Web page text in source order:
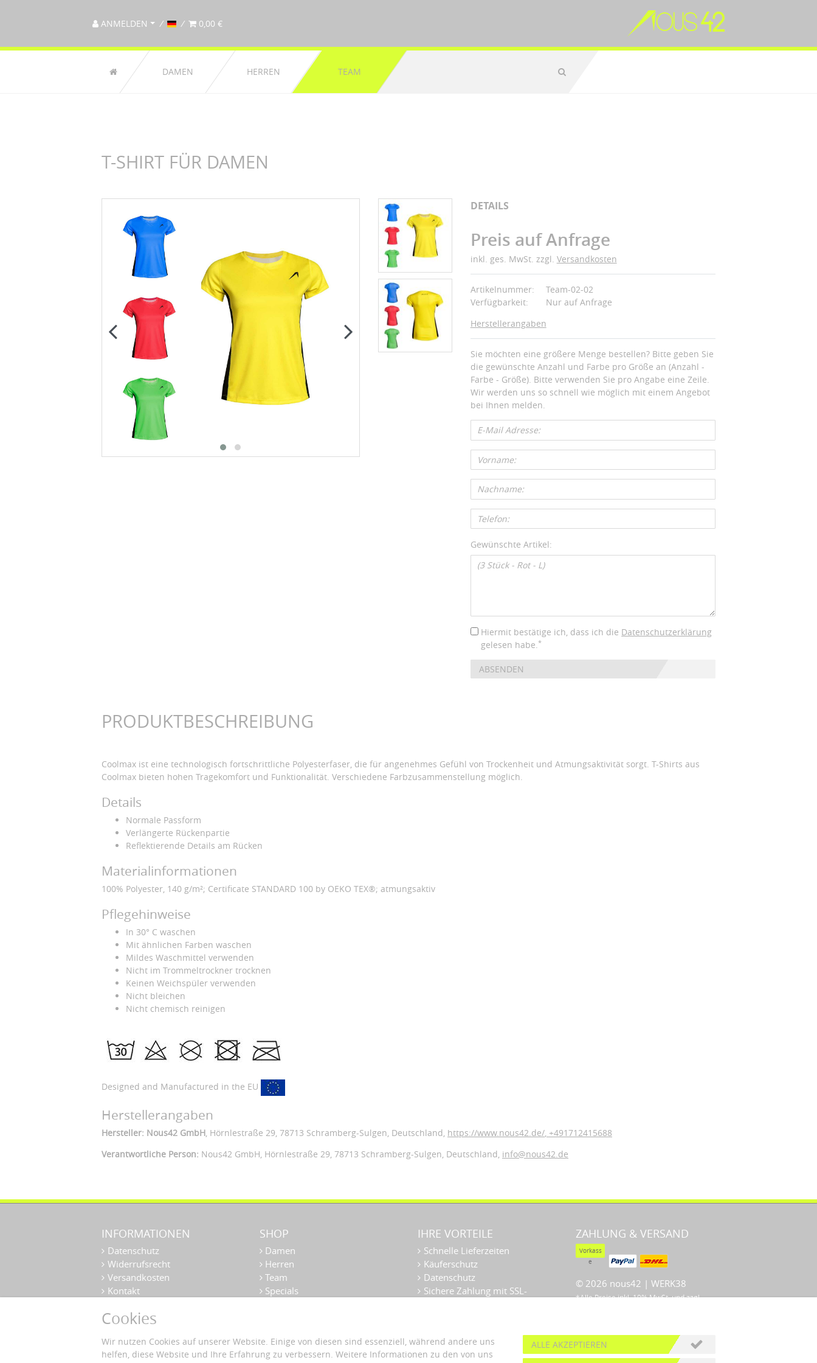
ANMELDEN 0,00 €
DAMEN HERREN TEAM
T-SHIRT FÜR DAMEN
DETAILS
Preis auf Anfrage
inkl. ges. MwSt. zzgl. Versandkosten
Artikelnummer:
Team-02-02
Verfügbarkeit:
Nur auf Anfrage
Herstellerangaben
Sie möchten eine größere Menge bestellen? Bitte geben Sie
die gewünschte Anzahl und Farbe pro Größe an (Anzahl -
Farbe - Größe). Bitte verwenden Sie pro Angabe eine Zeile.
Wir werden uns so schnell wie möglich mit einem Angebot
bei Ihnen melden.
Gewünschte Artikel:
Hiermit bestätige ich, dass ich die Daten­schutz­erklärung
gelesen habe.*
ABSENDEN
PRODUKTBESCHREIBUNG
Coolmax ist eine technologisch fortschrittliche Polyesterfaser, die für angenehmes Gefühl von Trockenheit und Atmungsaktivität sorgt. T-Shirts aus
Coolmax bieten hohen Tragekomfort und Funktionalität. Verschiedene Farbzusammenstellung möglich.
Details
Normale Passform
Verlängerte Rückenpartie
Reflektierende Details am Rücken
Materialinformationen
100% Polyester, 140 g/m²; Certificate STANDARD 100 by OEKO TEX®; atmungsaktiv
Pflegehinweise
In 30° C waschen
Mit ähnlichen Farben waschen
Mildes Waschmittel verwenden
Nicht im Trommeltrockner trocknen
Keinen Weichspüler verwenden
Nicht bleichen
Nicht chemisch reinigen
Designed and Manufactured in the EU
Herstellerangaben
Hersteller: Nous42 GmbH, Hörnlestraße 29, 78713 Schramberg-Sulgen, Deutschland, https://www.nous42.de/, +491712415688
Verantwortliche Person: Nous42 GmbH, Hörnlestraße 29, 78713 Schramberg-Sulgen, Deutschland, info@nous42.de
INFORMATIONEN
Datenschutz
Widerrufsrecht
Versandkosten
Kontakt
SHOP
Damen
Herren
Team
Specials
IHRE VORTEILE
Schnelle Lieferzeiten
Käuferschutz
Datenschutz
Sichere Zahlung mit SSL-
ZAHLUNG & VERSAND
Vorkass
e
© 2026 nous42 | WERK38
*Alle Preise inkl. 19% MwSt. und zzgl.
Cookies
Wir nutzen Cookies auf unserer Website. Einige von diesen sind essenziell, während andere uns
helfen, diese Website und Ihre Erfahrung zu verbessern. Weitere Informationen zu den von uns
ALLE AKZEPTIEREN